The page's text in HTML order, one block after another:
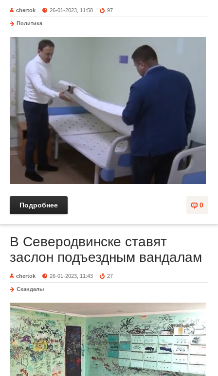
chertok 26-01-2023, 11:58 97
Политика
0
Подробнее
В Северодвинске ставят
заслон подъездным вандалам
chertok 26-01-2023, 11:43 27
Скандалы